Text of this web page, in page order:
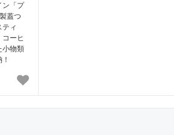
ン「プ
蓋つ
ィ
ーヒ
小物類